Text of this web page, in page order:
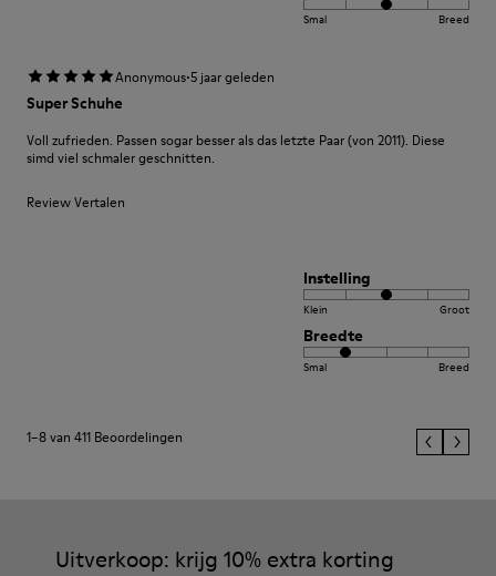
Smal Breed
Anonymous·5 jaar geleden
Super Schuhe
Voll zufrieden. Passen sogar besser als das letzte Paar (von 2011). Diese
simd viel schmaler geschnitten.
Review Vertalen
Instelling
Klein Groot
Breedte
Smal Breed
1–8 van 411 Beoordelingen
Uitverkoop: krijg 10% extra korting